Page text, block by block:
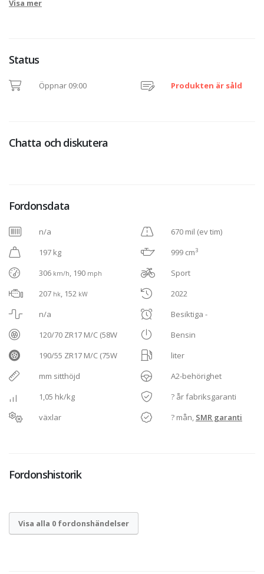
Visa mer
Status
Öppnar 09:00 Produkten är såld
Chatta och diskutera
Fordonsdata
n/a
197 kg
306 km/h, 190 mph
207 hk, 152 kW
n/a
120/70 ZR17 M/C (58W
190/55 ZR17 M/C (75W
mm sitthöjd
1,05 hk/kg
växlar
670 mil (ev tim)
999 cm3
Sport
2022
Besiktiga -
Bensin
liter
A2-behörighet
? år fabriksgaranti
? mån, SMR garanti
Fordonshistorik
Visa alla 0 fordonshändelser